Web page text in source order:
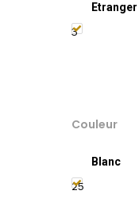
Etranger
3
Couleur
Blanc
25